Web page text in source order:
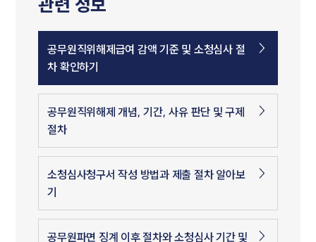
관련 정보
공무원직위해제급여 감액 기준 및 소청심사 절
차 확인하기
공무원직위해제 개념, 기간, 사유 판단 및 구제
절차
소청심사청구서 작성 방법과 제출 절차 알아보
기
공무원파면 징계 이후 절차와 소청심사 기간 및